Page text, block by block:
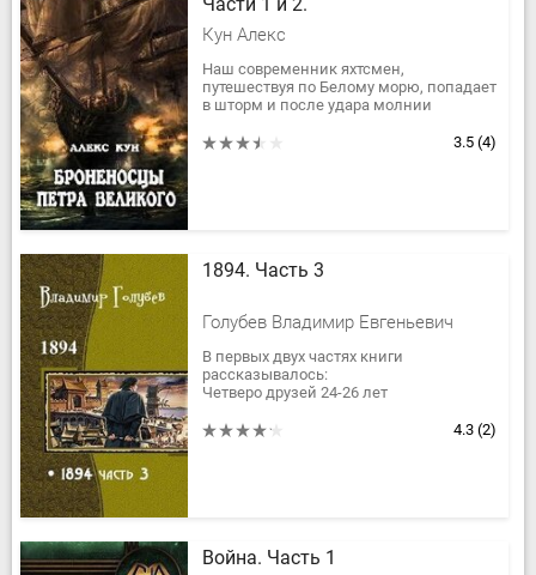
Кун Алекс
Наш современник яхтсмен,
путешествуя по Белому морю, попадает
в шторм и после удара молнии
свершений будущего императора
3.5 (4)
1894. Часть 3
Голубев Владимир Евгеньевич
В первых двух частях книги
рассказывалось:
Четверо друзей 24-26 лет
год. Выросшие в офицерских семьях,
4.3 (2)
Война. Часть 1